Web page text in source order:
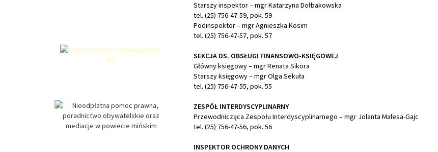
Starszy inspektor – mgr Katarzyna Dołbakowska
tel. (25) 756-47-59, pok. 59
Podinspektor – mgr Agnieszka Kosim
tel. (25) 756-47-57, pok. 57
SEKCJA DS. OBSŁUGI FINANSOWO-KSIĘGOWEJ
Główny księgowy – mgr Renata Sikora
Starszy księgowy – mgr Olga Sekuła
tel. (25) 756-47-55, pok. 55
ZESPÓŁ INTERDYSCYPLINARNY
Przewodnicząca Zespołu Interdyscyplinarnego – mgr Jolanta Malesa-Gajc
tel. (25) 756-47-56, pok. 56
INSPEKTOR OCHRONY DANYCH